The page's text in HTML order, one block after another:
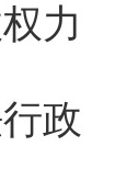
力
政